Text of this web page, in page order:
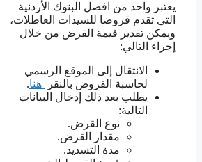
يعتبر واحد من افضل البنوك الأردنية
التي تقدم قروضا للسيدات العاطلات،
ويمكن تقدير قيمة القرض من خلال
إجراء التالي:
الانتقال إلى الموقع الرسمي
لحاسبة القروض بالنقر
هنا.
يطلب بعد ذلك إدخال البيانات
التالية:
نوع القرض.
مقدار القرض.
مدة التسديد.